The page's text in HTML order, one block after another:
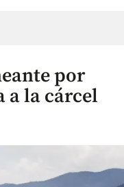
por
a la cárcel